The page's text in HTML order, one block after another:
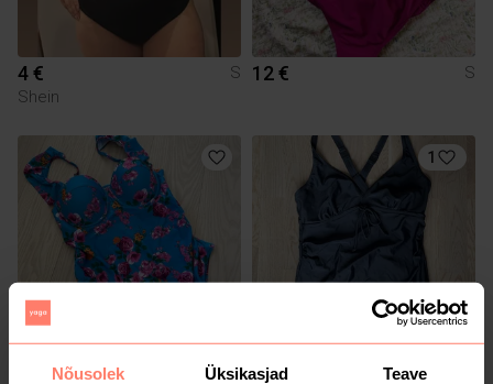
Nõusolek Üksikasjad Teave
4 €
S
Shein
12 € S
S
1
10 €